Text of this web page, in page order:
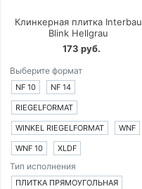
Клинкерная плитка Interbau
Blink Hellgrau
173 руб.
Выберите формат
NF 10 NF 14
RIEGELFORMAT
WINKEL RIEGELFORMAT WNF
WNF 10 XLDF
Тип исполнения
ПЛИТКА ПРЯМОУГОЛЬНАЯ